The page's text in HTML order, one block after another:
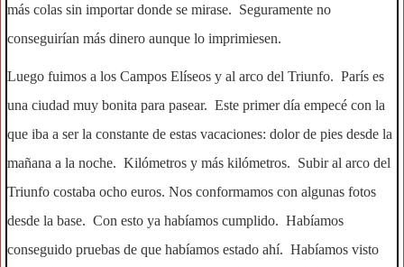
más colas sin importar donde se mirase. Seguramente no
conseguirían más dinero aunque lo imprimiesen.
Luego fuimos a los Campos Elíseos y al arco del Triunfo. París es
una ciudad muy bonita para pasear. Este primer día empecé con la
que iba a ser la constante de estas vacaciones: dolor de pies desde la
mañana a la noche. Kilómetros y más kilómetros. Subir al arco del
Triunfo costaba ocho euros. Nos conformamos con algunas fotos
desde la base. Con esto ya habíamos cumplido. Habíamos
conseguido pruebas de que habíamos estado ahí. Habíamos visto